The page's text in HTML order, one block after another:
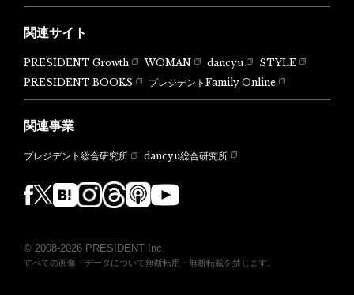
関連サイト
PRESIDENT Growth WOMAN dancyu
STYLE
PRESIDENT BOOKS
プレジデントFamily Online
関連事業
プレジデント総合研究所 dancyu総合研究所
© 2008-2026 PRESIDENT Inc.
すべての画像・データについて無断転用・無断転載を禁じます。